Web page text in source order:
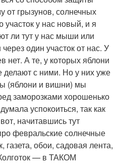
от грызунов, солнечных
участок у нас новый, и я
ли тут у нас мыши или
один участок от нас. У
нет. А те, у которых яблони
делают с ними. Но у них уже
(яблони и вишни) мы
заморозками хорошенько
успокоиться, так как
начитавшись тут
февральские солнечные
газета, обои, садовая лента,
— в ТАКОМ